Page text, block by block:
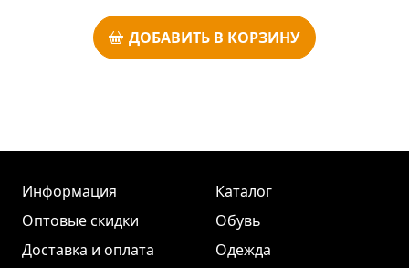
ДОБАВИТЬ В КОРЗИНУ
Информация
Оптовые скидки
Доставка и оплата
Каталог
Обувь
Одежда